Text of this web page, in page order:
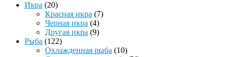
Икра (20)
Красная икра (7)
Черная икра (4)
Другая икра (9)
Рыба (122)
Охлажденная рыба (10)